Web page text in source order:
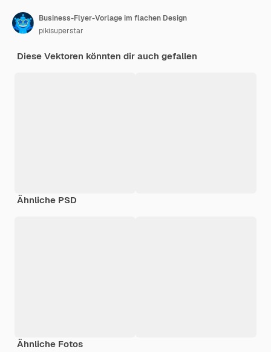
Business-Flyer-Vorlage im flachen Design
pikisuperstar
Diese Vektoren könnten dir auch gefallen
Ähnliche PSD
Ähnliche Fotos